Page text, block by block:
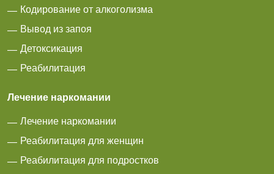
Кодирование от алкоголизма
Вывод из запоя
Детоксикация
Реабилитация
Лечение наркомании
Лечение наркомании
Реабилитация для женщин
Реабилитация для подростков